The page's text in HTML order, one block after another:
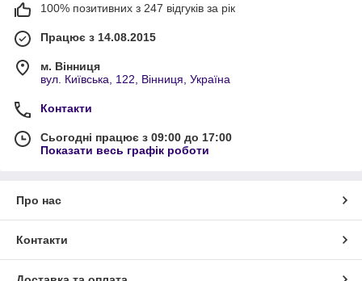
100% позитивних з 247 відгуків за рік
Працює з 14.08.2015
м. Вінниця
вул. Київська, 122, Вінниця, Україна
Контакти
Сьогодні працює з 09:00 до 17:00
Показати весь графік роботи
Про нас
Контакти